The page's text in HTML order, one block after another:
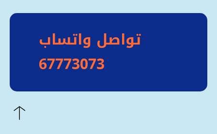
تواصل واتساب
67773073